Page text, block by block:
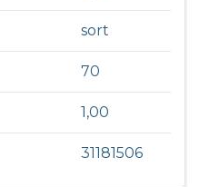
sort
70
1,00
31181506